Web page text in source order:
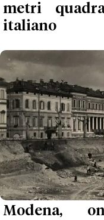
metri
italiano
Modena,